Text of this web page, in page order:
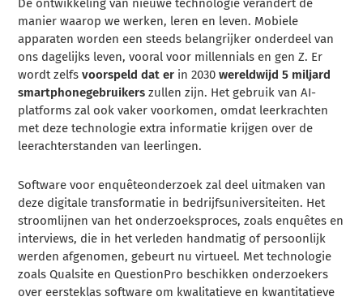
De ontwikkeling van nieuwe technologie verandert de
manier waarop we werken, leren en leven. Mobiele
apparaten worden een steeds belangrijker onderdeel van
ons dagelijks leven, vooral voor millennials en gen Z. Er
wordt zelfsvoorspeld dat er in 2030wereldwijd 5 miljard
smartphonegebruikers zullen zijn. Het gebruik van AI-
platforms zal ook vaker voorkomen, omdat leerkrachten
met deze technologie extra informatie krijgen over de
leerachterstanden van leerlingen.
Software voor enquêteonderzoek zal deel uitmaken van
deze digitale transformatie in bedrijfsuniversiteiten. Het
stroomlijnen van het onderzoeksproces, zoals enquêtes en
interviews, die in het verleden handmatig of persoonlijk
werden afgenomen, gebeurt nu virtueel. Met technologie
zoals Qualsite en QuestionPro beschikken onderzoekers
over eersteklas software om kwalitatieve en kwantitatieve